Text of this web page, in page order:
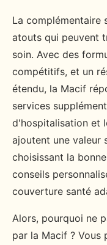
La complémentaire
atouts qui peuvent
soin. Avec des
compétitifs, et un
étendu, la Macif
services
d'hospitalisation et
ajoutent une valeur
choisissant la
conseils
couverture santé
Alors, pourquoi ne
par la Macif ? Vous